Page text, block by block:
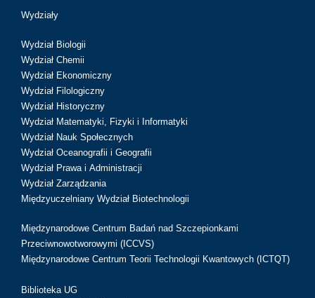
Wydziały
Wydział Biologii
Wydział Chemii
Wydział Ekonomiczny
Wydział Filologiczny
Wydział Historyczny
Wydział Matematyki, Fizyki i Informatyki
Wydział Nauk Społecznych
Wydział Oceanografii i Geografii
Wydział Prawa i Administracji
Wydział Zarządzania
Międzyuczelniany Wydział Biotechnologii
Międzynarodowe Centrum Badań nad Szczepionkami
Przeciwnowotworowymi (ICCVS)
Międzynarodowe Centrum Teorii Technologii Kwantowych (ICTQT)
Biblioteka UG